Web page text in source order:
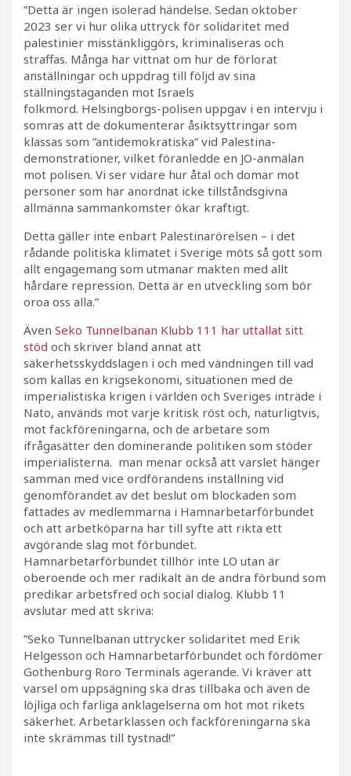
”Detta är ingen isolerad händelse. Sedan oktober
2023 ser vi hur olika uttryck för solidaritet med
palestinier misstänkliggörs, kriminaliseras och
straffas. Många har vittnat om hur de förlorat
anställningar och uppdrag till följd av sina
ställningstaganden mot Israels
folkmord. Helsingborgs-polisen uppgav i en intervju i
somras att de dokumenterar åsiktsyttringar som
klassas som ”antidemokratiska” vid Palestina-
demonstrationer, vilket föranledde en JO-anmälan
mot polisen. Vi ser vidare hur åtal och domar mot
personer som har anordnat icke tillståndsgivna
allmänna sammankomster ökar kraftigt.
Detta gäller inte enbart Palestinarörelsen – i det
rådande politiska klimatet i Sverige möts så gott som
allt engagemang som utmanar makten med allt
hårdare repression. Detta är en utveckling som bör
oroa oss alla.”
Även Seko Tunnelbanan Klubb 111 har uttallat sitt
stöd och skriver bland annat att
säkerhetsskyddslagen i och med vändningen till vad
som kallas en krigsekonomi, situationen med de
imperialistiska krigen i världen och Sveriges inträde i
Nato, används mot varje kritisk röst och, naturligtvis,
mot fackföreningarna, och de arbetare som
ifrågasätter den dominerande politiken som stöder
imperialisterna. man menar också att varslet hänger
samman med vice ordförandens inställning vid
genomförandet av det beslut om blockaden som
fattades av medlemmarna i Hamnarbetarförbundet
och att arbetköparna har till syfte att rikta ett
avgörande slag mot förbundet.
Hamnarbetarförbundet tillhör inte LO utan är
oberoende och mer radikalt än de andra förbund som
predikar arbetsfred och social dialog. Klubb 11
avslutar med att skriva:
”Seko Tunnelbanan uttrycker solidaritet med Erik
Helgesson och Hamnarbetarförbundet och fördömer
Gothenburg Roro Terminals agerande. Vi kräver att
varsel om uppsägning ska dras tillbaka och även de
löjliga och farliga anklagelserna om hot mot rikets
säkerhet. Arbetarklassen och fackföreningarna ska
inte skrämmas till tystnad!”